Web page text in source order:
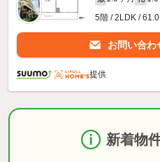
5階 / 2LDK / 61.0
お問い合わ
提供
新着物